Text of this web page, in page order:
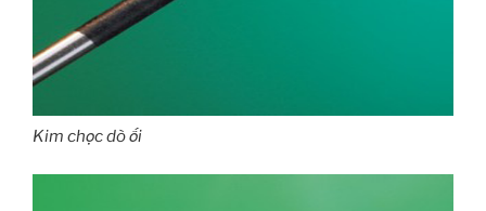
Kim chọc dò ối